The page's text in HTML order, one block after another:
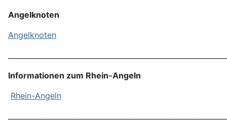
Angelknoten
Angelknoten
Informationen zum Rhein-Angeln
Rhein-Angeln